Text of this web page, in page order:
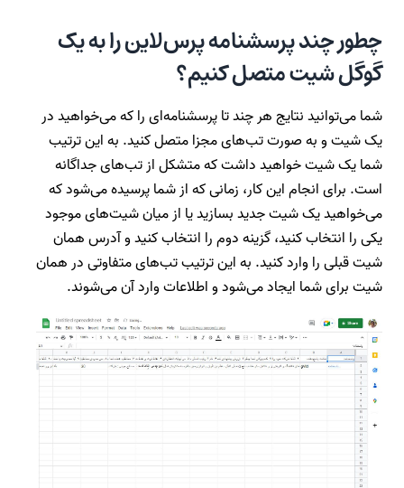
چطور چند پرسشنامه پرس‌لاین را به یک
گوگل شیت متصل کنیم؟
شما می‌توانید نتایج هر چند تا پرسشنامه‌ای را که می‌خواهید در
یک شیت و به صورت تب‌های مجزا متصل کنید. به این ترتیب
شما یک شیت خواهید داشت که متشکل از تب‌های جداگانه
است. برای انجام این کار، زمانی که از شما پرسیده می‌شود که
می‌خواهید یک شیت جدید بسازید یا از میان شیت‌های موجود
یکی را انتخاب کنید، گزینه دوم را انتخاب کنید و آدرس همان
شیت قبلی را وارد کنید. به این ترتیب تب‌های متفاوتی در همان
شیت برای شما ایجاد می‌شود و اطلاعات وارد آن می‌شوند.